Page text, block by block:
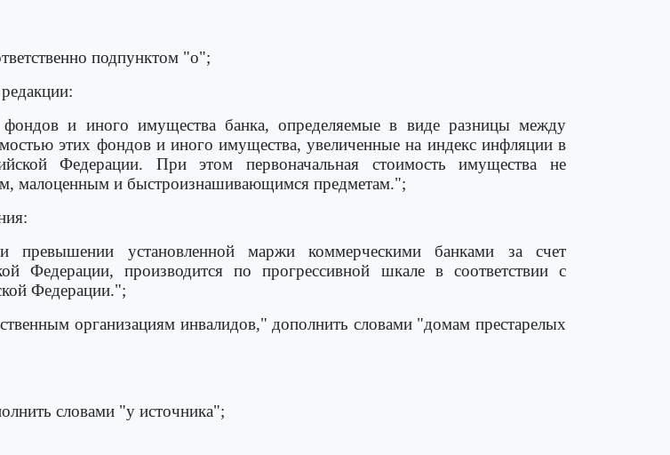
подпунктом "о";
фондов и иного имущества банка, определяемые в виде разницы между
этих фондов и иного имущества, увеличенные на индекс инфляции в
Федерации. При этом первоначальная стоимость имущества не
малоценным и быстроизнашивающимся предметам.";
превышении установленной маржи коммерческими банками за счет
Федерации, производится по прогрессивной шкале в соответствии с
Федерации.";
организациям инвалидов," дополнить словами "домам престарелых
словами "у источника";